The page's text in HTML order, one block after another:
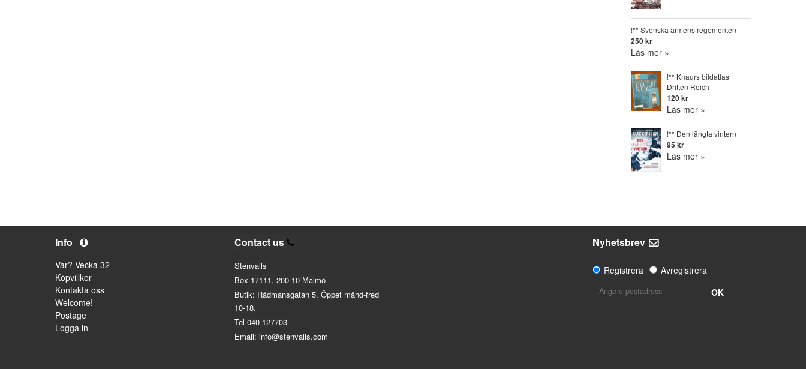
!** Svenska arméns regementen
250 kr
Läs mer »
!** Knaurs bildatlas
Dritten Reich
120 kr
Läs mer »
!** Den längta vintern
95 kr
Läs mer »
Info
Var? Vecka 32
Köpvillkor
Kontakta oss
Welcome!
Postage
Logga in
Contact us
Stenvalls
Box 17111, 200 10 Malmö
Butik: Rådmansgatan 5. Öppet månd-fred
10-18.
Tel 040 127703
Email: info@stenvalls.com
Nyhetsbrev
Registrera
Avregistrera
OK